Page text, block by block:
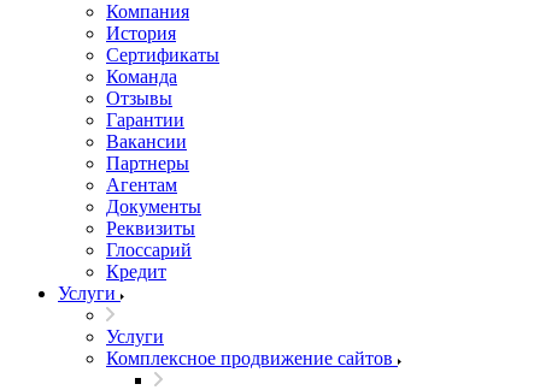
Компания
История
Сертификаты
Команда
Отзывы
Гарантии
Вакансии
Партнеры
Агентам
Документы
Реквизиты
Глоссарий
Кредит
Услуги
Услуги
Комплексное продвижение сайтов